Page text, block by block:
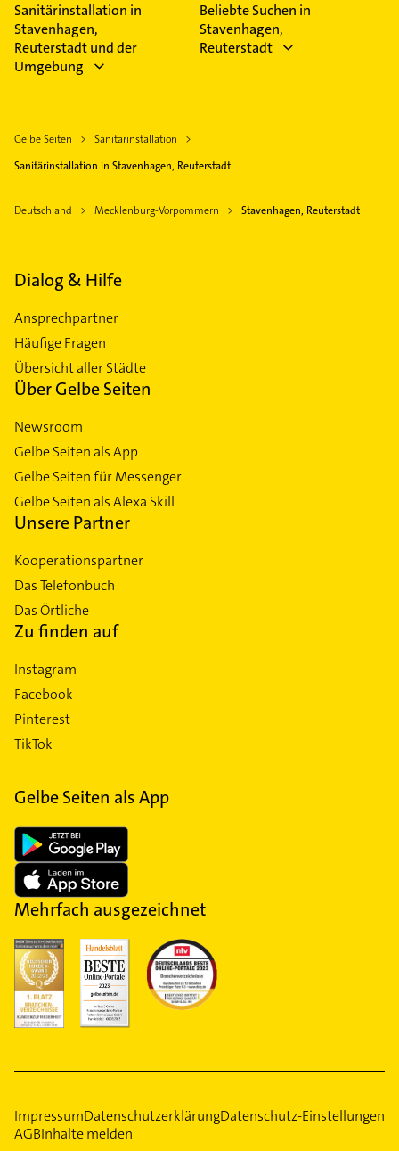
Sanitärinstallation in
Stavenhagen,
Reuterstadt und der
Umgebung
Beliebte Suchen in
Stavenhagen,
Reuterstadt
Gelbe Seiten
Sanitärinstallation
Sanitärinstallation in Stavenhagen, Reuterstadt
Deutschland Mecklenburg-Vorpommern Stavenhagen, Reuterstadt
Dialog & Hilfe
Ansprechpartner
Häufige Fragen
Übersicht aller Städte
Über Gelbe Seiten
Newsroom
Gelbe Seiten als App
Gelbe Seiten für Messenger
Gelbe Seiten als Alexa Skill
Unsere Partner
Kooperationspartner
Das Telefonbuch
Das Örtliche
Zu finden auf
Instagram
Facebook
Pinterest
TikTok
Gelbe Seiten als App
Mehrfach ausgezeichnet
ImpressumDatenschutzerklärungDatenschutz-Einstellungen
AGBInhalte melden